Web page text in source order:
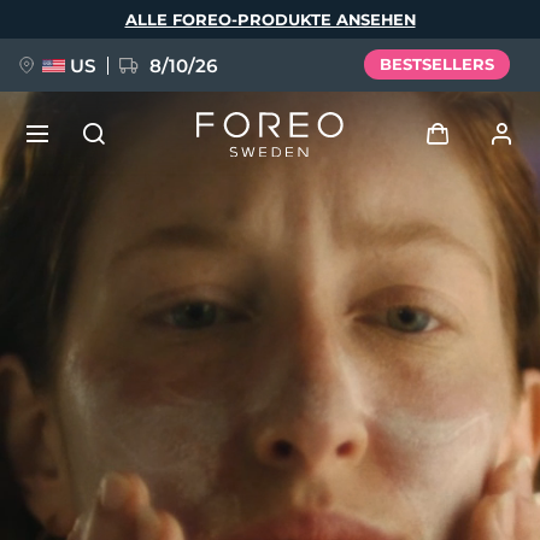
ALLE FOREO-PRODUKTE ANSEHEN
US 8/10/26 BESTSELLERS
Anmelden
Benutzerkonto
Meine Geräte
Meine Bestellungen
Meine Adressen
Meine Abonnements
FAQ™ Pure Beauty-Tech Elixir
issa™ Teeth Whitening Set
Español
Português
Polski
Русский
简体中文 繁體中文